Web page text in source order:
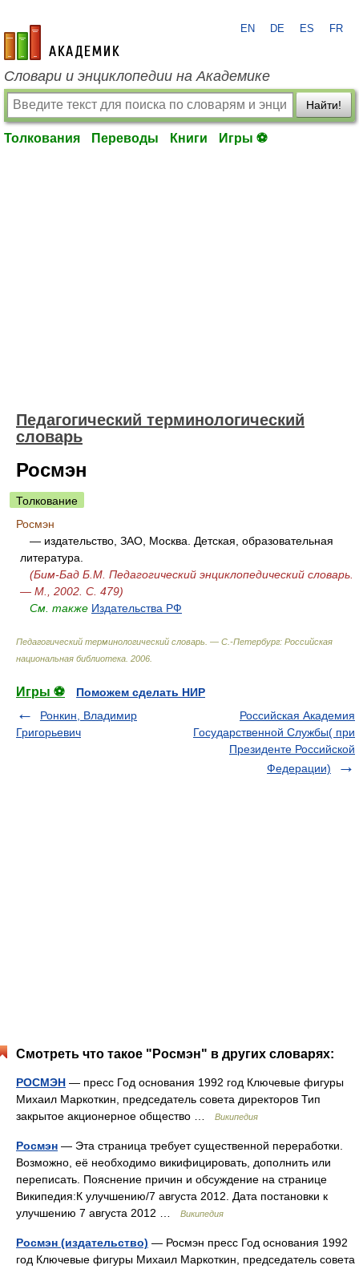
academic.ru
EN DE ES FR
Словари и энциклопедии на Академике
Найти!
Толкования Переводы Книги Игры ⚽
Педагогический терминологический
словарь
Росмэн
Толкование
Росмэн
— издательство, ЗАО, Москва. Детская, образовательная
литература.
(Бим-Бад Б.М. Педагогический энциклопедический словарь.
— М., 2002. С. 479)
См. также Издательства РФ
Педагогический терминологический словарь. — С.-Петербург: Российская
национальная библиотека 2006
Игры ⚽
Поможем сделать НИР
Ронкин, Владимир
Григорьевич
Российская Академия
Государственной Службы( при
Президенте Российской
Федерации)
Смотреть что такое "Росмэн" в других словарях:
РОСМЭН — пресс Год основания 1992 год Ключевые фигуры
Михаил Маркоткин, председатель совета директоров Тип
закрытое акционерное общество …
Википедия
Росмэн — Эта страница требует существенной переработки.
Возможно, её необходимо викифицировать, дополнить или
переписать. Пояснение причин и обсуждение на странице
Википедия:К улучшению/7 августа 2012. Дата постановки к
улучшению 7 августа 2012 …
Википедия
Росмэн (издательство) — Росмэн пресс Год основания 1992
год Ключевые фигуры Михаил Маркоткин, председатель совета